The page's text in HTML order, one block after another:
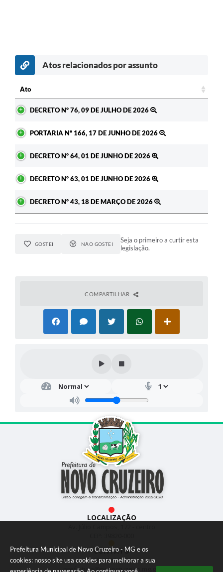
Prefeitura Municipal de Novo Cruzeiro - MG e os
cookies: nosso site usa cookies para melhorar a sua
Atos relacionados por assunto
Ato
DECRETO Nº 76, 09 DE JULHO DE 2026
PORTARIA Nº 166, 17 DE JUNHO DE 2026
DECRETO Nº 64, 01 DE JUNHO DE 2026
DECRETO Nº 63, 01 DE JUNHO DE 2026
DECRETO Nº 43, 18 DE MARÇO DE 2026
GOSTEI NÃO GOSTEI
Seja o primeiro a curtir esta
legislação.
COMPARTILHAR
LOCALIZAÇÃO
CONTATO
(33) 3533-1897
prefeitura@novocruzeiro.mg.go